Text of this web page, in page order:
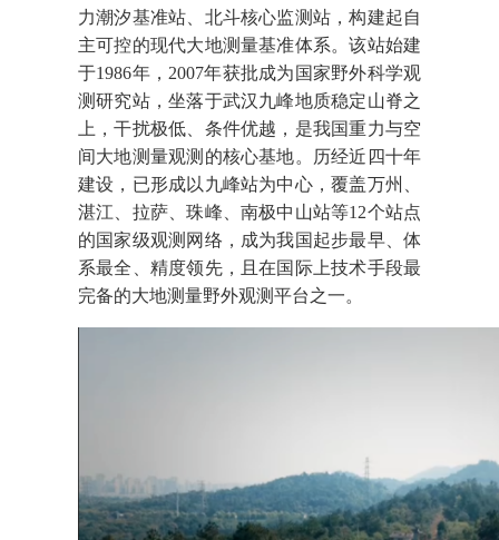
力潮汐基准站、北斗核心监测站，构建起自
主可控的现代大地测量基准体系。该站始建
于1986年，2007年获批成为国家野外科学观
测研究站，坐落于武汉九峰地质稳定山脊之
上，干扰极低、条件优越，是我国重力与空
间大地测量观测的核心基地。历经近四十年
建设，已形成以九峰站为中心，覆盖万州、
湛江、拉萨、珠峰、南极中山站等12个站点
的国家级观测网络，成为我国起步最早、体
系最全、精度领先，且在国际上技术手段最
完备的大地测量野外观测平台之一。